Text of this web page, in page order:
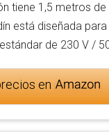
tiene 1,5 metros de
está diseñada
de 230 V /
en